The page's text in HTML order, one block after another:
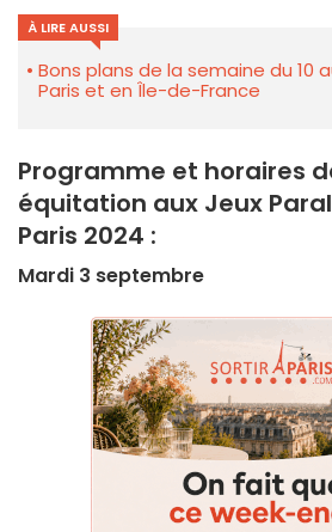
À LIRE AUSSI
Bons plans de la semaine du 10
Paris et en Île-de-France
Programme et horaires
équitation aux Jeux
Paris 2024 :
Mardi 3 septembre